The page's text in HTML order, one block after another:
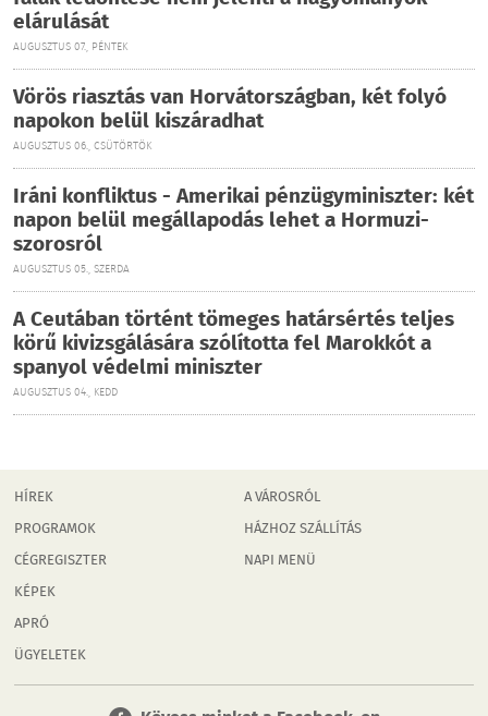
elárulását
AUGUSZTUS 07., PÉNTEK
Vörös riasztás van Horvátországban, két folyó
napokon belül kiszáradhat
AUGUSZTUS 06., CSÜTÖRTÖK
Iráni konfliktus - Amerikai pénzügyminiszter: két
napon belül megállapodás lehet a Hormuzi-
szorosról
AUGUSZTUS 05., SZERDA
A Ceutában történt tömeges határsértés teljes
körű kivizsgálására szólította fel Marokkót a
spanyol védelmi miniszter
AUGUSZTUS 04., KEDD
HÍREK
PROGRAMOK
CÉGREGISZTER
KÉPEK
APRÓ
ÜGYELETEK
A VÁROSRÓL
HÁZHOZ SZÁLLÍTÁS
NAPI MENÜ